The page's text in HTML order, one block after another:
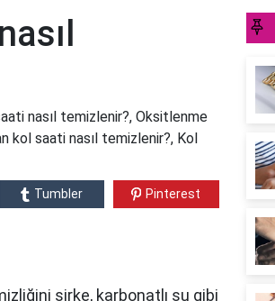
nasıl temizlenir?, Oksitlenme
kol saati nasıl temizlenir?, Kol
Tumbler Pinterest
sirke, karbonatlı su gibi